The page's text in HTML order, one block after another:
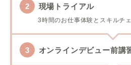
現場トライアル
3時間のお仕事体験とスキルチ
オンラインデビュー前講